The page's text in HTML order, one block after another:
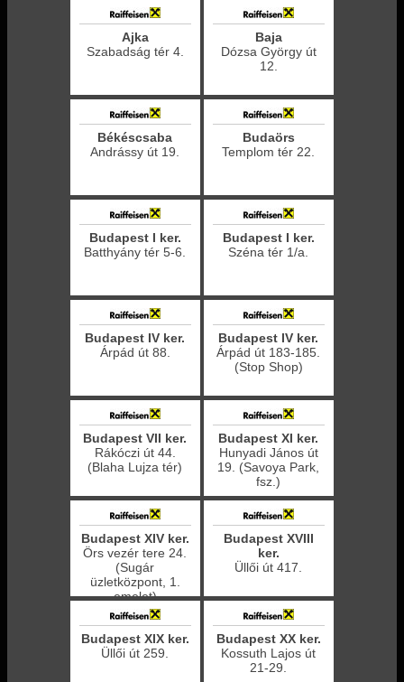
Ajka
Szabadság tér 4.
Baja
Dózsa György út
12.
Békéscsaba
Andrássy út 19.
Budaörs
Templom tér 22.
Budapest I ker.
Batthyány tér 5-6.
Budapest I ker.
Széna tér 1/a.
Budapest IV ker.
Árpád út 88.
Budapest IV ker.
Árpád út 183-185.
(Stop Shop)
Budapest VII ker.
Rákóczi út 44.
(Blaha Lujza tér)
Budapest XI ker.
Hunyadi János út
19. (Savoya Park,
fsz.)
Budapest XIV ker.
Örs vezér tere 24.
(Sugár
üzletközpont, 1.
emelet)
Budapest XVIII
ker.
Üllői út 417.
Budapest XIX ker.
Üllői út 259.
Budapest XX ker.
Kossuth Lajos út
21-29.